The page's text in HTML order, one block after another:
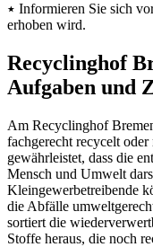
٭ Informieren Sie sich vorab, ob und wieviel für etwas eine Gebühr
erhoben wird.
Recyclinghof
Aufgaben und
Am Recyclinghof
fachgerecht recycelt
gewährleistet, dass die
Mensch und Umwelt
Kleingewerbetreibende
die Abfälle
sortiert die
Stoffe heraus, die noch